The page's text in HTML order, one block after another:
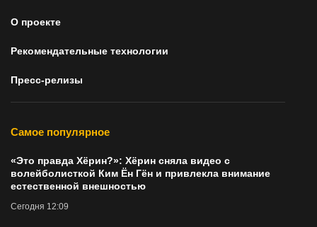
О проекте
Рекомендательные технологии
Пресс-релизы
Самое популярное
«Это правда Хёрин?»: Хёрин сняла видео с
волейболисткой Ким Ён Гён и привлекла внимание
естественной внешностью
Сегодня 12:09